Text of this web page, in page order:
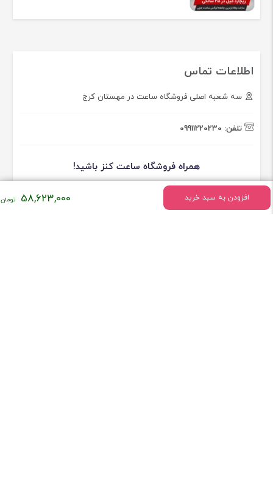
افزودن به سبد خرید 58,623,000
اطلاعات تماس
سه شعبه اصلی فروشگاه ساعت در مهستان کرج
تلفن: 09911220230
همراه فروشگاه ساعت کنز باشید!